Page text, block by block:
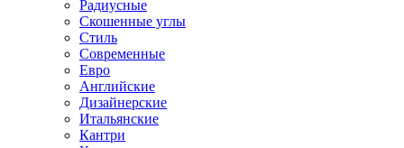
Радиусные
Скошенные углы
Стиль
Современные
Евро
Английские
Дизайнерские
Итальянские
Кантри